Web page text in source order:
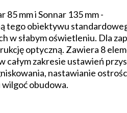
mm i Sonnar 135 mm -
tego obiektywu
w słabym oświetleniu. Dla
optyczną. Zawiera 8
zakresie ustawień
nastawianie
wilgoć obudowa.